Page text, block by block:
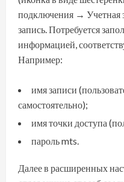
подключения → Учетная
запись. Потребуется
информацией,
Например:
имя записи
самостоятельно);
имя точки доступа
пароль mts.
Далее в расширенных